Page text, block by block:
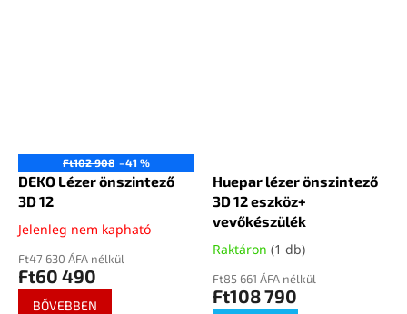
Ft102 908 –41 %
DEKO Lézer önszintező
3D 12
Jelenleg nem kapható
Ft47 630 ÁFA nélkül
Ft60 490
BŐVEBBEN
Huepar lézer önszintező
3D 12 eszköz+
vevőkészülék
Raktáron (1 db)
Ft85 661 ÁFA nélkül
Ft108 790